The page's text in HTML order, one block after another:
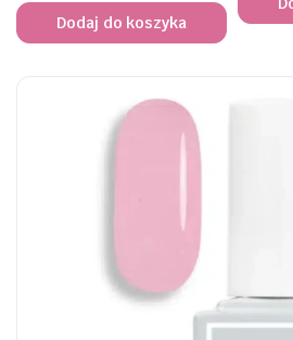
Dodaj do koszyka